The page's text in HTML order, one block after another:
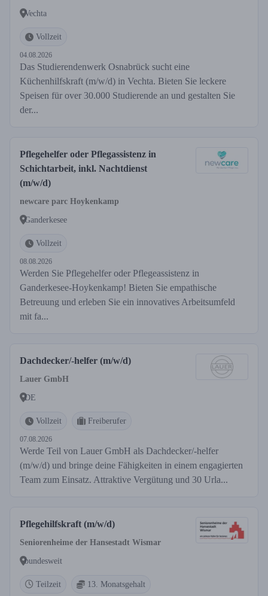
Vechta
Vollzeit
04.08.2026
Das Studierendenwerk Osnabrück sucht eine
Küchenhilfskraft (m/w/d) in Vechta. Bieten Sie leckere
Speisen für over 30.000 Studierende an und gestalten Sie
der...
Pflegehelfer oder Pflegassistenz in
Schichtarbeit, inkl. Nachtdienst
(m/w/d)
newcare parc Hoykenkamp
Ganderkesee
Vollzeit
08.08.2026
Werden Sie Pflegehelfer oder Pflegeassistenz in
Ganderkesee-Hoykenkamp! Bieten Sie empathische
Betreuung und erleben Sie ein innovatives Arbeitsumfeld
mit fa...
Dachdecker/-helfer (m/w/d)
Lauer GmbH
DE
Vollzeit Freiberufer
07.08.2026
Werde Teil von Lauer GmbH als Dachdecker/-helfer
(m/w/d) und bringe deine Fähigkeiten in einem engagierten
Team zum Einsatz. Attraktive Vergütung und 30 Urla...
Pflegehilfskraft (m/w/d)
Seniorenheime der Hansestadt Wismar
bundesweit
Teilzeit 13. Monatsgehalt